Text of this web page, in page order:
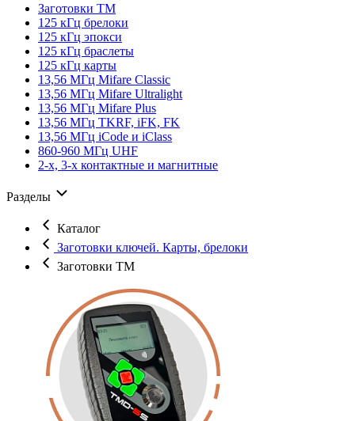
Заготовки ТМ
125 кГц брелоки
125 кГц эпокси
125 кГц браслеты
125 кГц карты
13,56 МГц Mifare Classic
13,56 МГц Mifare Ultralight
13,56 МГц Mifare Plus
13,56 МГц TKRF, iFK, FK
13,56 МГц iCode и iClass
860-960 МГц UHF
2-х, 3-х контактные и магнитные
Разделы
Каталог
Заготовки ключей. Карты, брелоки
Заготовки ТМ